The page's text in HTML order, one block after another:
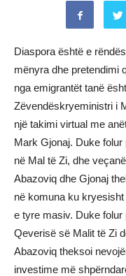
Diaspora është e
mënyra dhe pretendimi
nga emigrantët tanë
Zëvendëskryeministri i
një takimi virtual me
Mark Gjonaj. Duke
në Mal të Zi, dhe
Abazoviq dhe Gjonaj
në komuna ku
e tyre masiv. Duke folur
Qeverisë së Malit të Zi
Abazoviq theksoi
investime më